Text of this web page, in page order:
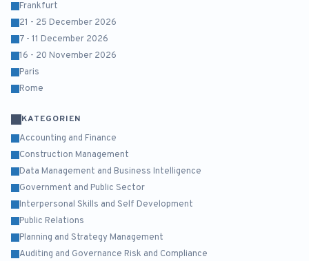
Frankfurt
21 - 25 December 2026
7 - 11 December 2026
16 - 20 November 2026
Paris
Rome
KATEGORIEN
Accounting and Finance
Construction Management
Data Management and Business Intelligence
Government and Public Sector
Interpersonal Skills and Self Development
Public Relations
Planning and Strategy Management
Auditing and Governance Risk and Compliance